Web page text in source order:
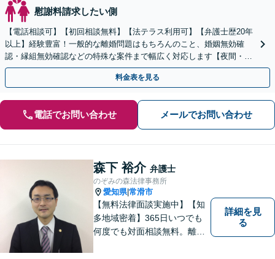
慰謝料請求したい側
【電話相談可】【初回相談無料】【法テラス利用可】【弁護士歴20年
以上】経験豊富！一般的な離婚問題はもちろんのこと、婚姻無効確
認・縁組無効確認などの特殊な案件まで幅広く対応します【夜間・休
日面談可】【完全個室】【子連れ相談可】【刈谷駅3分】
料金表を見る
電話でお問い合わせ メールでお問い合わせ
森下 裕介 弁護士
のぞみの森法律事務所
愛知県|常滑市
【無料法律面談実施中】【知
多地域密着】365日いつでも
何度でも対面相談無料。離
詳細を見
る